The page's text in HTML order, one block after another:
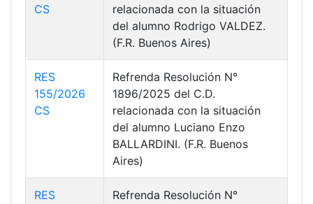
CS
relacionada con la situación
del alumno Rodrigo VALDEZ.
(F.R. Buenos Aires)
RES
155/2026
CS
Refrenda Resolución N°
1896/2025 del C.D.
relacionada con la situación
del alumno Luciano Enzo
BALLARDINI. (F.R. Buenos
Aires)
RES
Refrenda Resolución N°